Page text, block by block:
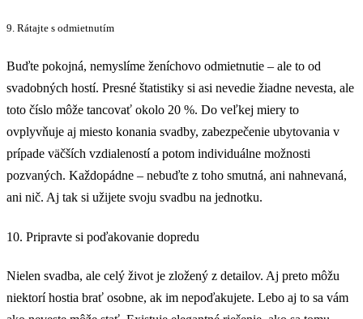
9. Rátajte s odmietnutím
Buďte pokojná, nemyslíme ženíchovo odmietnutie – ale to od
svadobných hostí. Presné štatistiky si asi nevedie žiadne nevesta, ale
toto číslo môže tancovať okolo 20 %. Do veľkej miery to
ovplyvňuje aj miesto konania svadby, zabezpečenie ubytovania v
prípade väčších vzdialeností a potom individuálne možnosti
pozvaných. Každopádne – nebuďte z toho smutná, ani nahnevaná,
ani nič. Aj tak si užijete svoju svadbu na jednotku.
10. Pripravte si poďakovanie dopredu
Nielen svadba, ale celý život je zložený z detailov. Aj preto môžu
niektorí hostia brať osobne, ak im nepoďakujete. Lebo aj to sa vám